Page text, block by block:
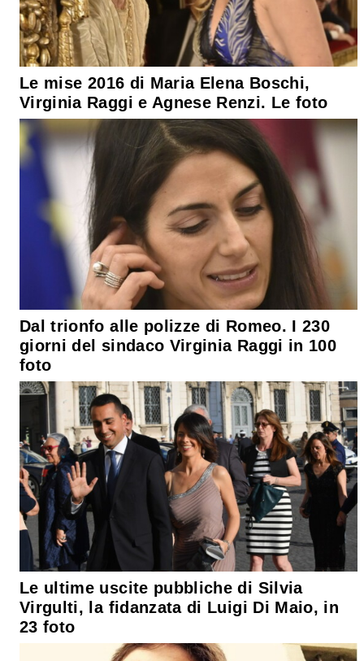
Le mise 2016 di Maria Elena Boschi,
Virginia Raggi e Agnese Renzi. Le foto
Dal trionfo alle polizze di Romeo. I 230
giorni del sindaco Virginia Raggi in 100
foto
Le ultime uscite pubbliche di Silvia
Virgulti, la fidanzata di Luigi Di Maio, in
23 foto